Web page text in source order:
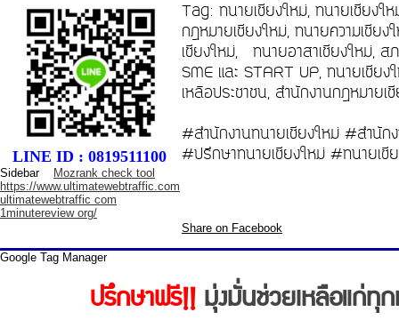
LINE ID : 0819511100
Sidebar
Mozrank check tool
https://www.ultimatewebtraffic.com
ultimatewebtraffic com
1minutereview org/
Tag: ทนายเชียงใหม่, ทนายเชียงใ
กฎหมายเชียงใหม่, ทนายความเชีย
เชียงใหม่, ทนายอาสาเชียงใหม่, ส
SME และ START UP, ทนายเชีย
เหลือประชาชน, สำนักงานกฎหมาย
#สำนักงานทนายเชียงใหม่ #สำนัก
#ปรึกษาทนายเชียงใหม่ #ทนายเชี
Share on Facebook
Google Tag Manager
ปรึกษาฟรี!! มุ่งมั่นช่วยเหลือแก่ทุ